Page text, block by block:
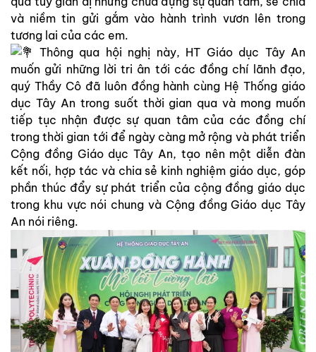
và niềm tin gửi gắm vào hành trình vươn lên trong
tương lai của các em.
Thông qua hội nghị này, HT Giáo dục Tây An
muốn gửi những lời tri ân tới các đồng chí lãnh đạo,
quý Thầy Cô đã luôn đồng hành cùng Hệ Thống giáo
dục Tây An trong suốt thời gian qua và mong muốn
tiếp tục nhận được sự quan tâm của các đồng chí
trong thời gian tới để ngày càng mở rộng và phát triển
Cộng đồng Giáo dục Tây An, tạo nên một diễn đàn
kết nối, hợp tác và chia sẻ kinh nghiệm giáo dục, góp
phần thúc đẩy sự phát triển của cộng đồng giáo dục
trong khu vực nói chung và Cộng đồng Giáo dục Tây
An nói riêng.